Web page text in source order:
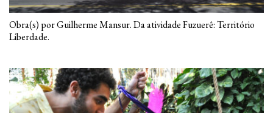
Obra(s) por Guilherme Mansur. Da atividade Fuzuerê: Território
Liberdade.